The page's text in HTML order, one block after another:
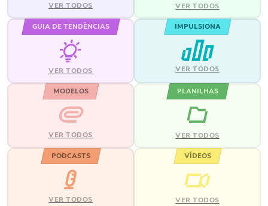
VER TODOS VER TODOS
GUIA DE TENDÊNCIAS
VER TODOS
IMPULSIONA
VER TODOS
MODELOS
VER TODOS
PLANILHAS
VER TODOS
PODCASTS
VER TODOS
VÍDEOS
VER TODOS